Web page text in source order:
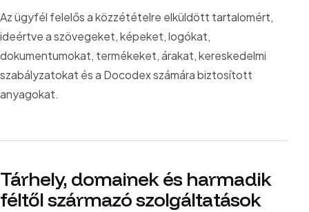
Az ügyfél felelős a közzétételre elküldött tartalomért,
ideértve a szövegeket, képeket, logókat,
dokumentumokat, termékeket, árakat, kereskedelmi
szabályzatokat és a Docodex számára biztosított
anyagokat.
Tárhely, domainek és harmadik
féltől származó szolgáltatások